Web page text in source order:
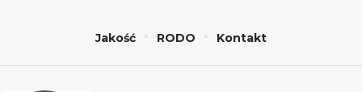
Jakość RODO Kontakt